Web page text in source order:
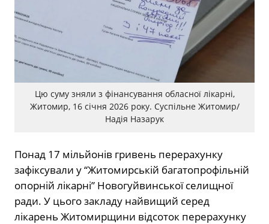
Цю суму зняли з фінансування обласної лікарні,
Житомир, 16 січня 2026 року. Суспільне Житомир/
Надія Назарук
Понад 17 мільйонів гривень перерахунку
зафіксували у “Житомирській багатопрофільній
опорній лікарні” Новогуйвинської селищної
ради. У цього закладу найвищий серед
лікарень Житомирщини відсоток перерахунку